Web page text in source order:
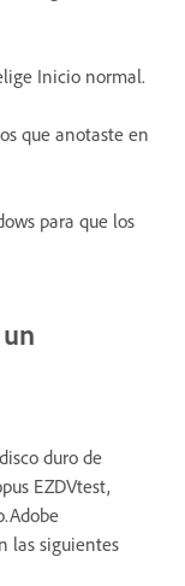
Inicio normal.
que anotaste en
para que los
duro de
EZDVtest,
las siguientes